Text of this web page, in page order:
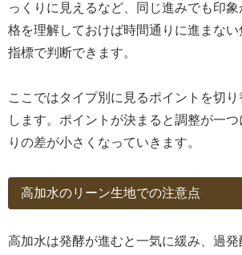
っくりに見えるなど、同じ進みでも印
格を理解しておけば時間通りに進まな
指標で判断できます。
ここではタイプ別に見るポイントを切
します。ポイントが決まると調整が一
りの差が小さくなっていきます。
高加水のリーン生地での注意点
高加水は発酵が進むと一気に緩み、過